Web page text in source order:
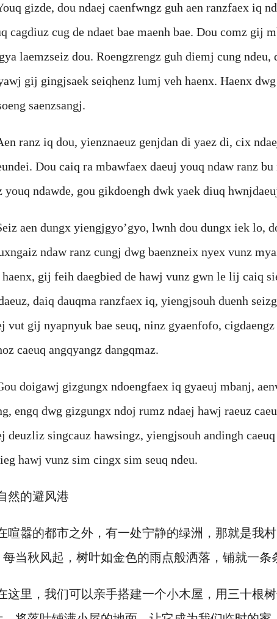
gizde, dou ndaej caenfwngz guh aen ranzfaex iq
cagdiuz cug de ndaet bae maenh bae. Dou comz gij
laemzseiz dou. Roengzrengz guh diemj cung
gij gingjsaek seiqhenz lumj veh haenx. Haenx
saenzsangj.
ranz iq dou, yienznaeuz genjdan di yaez di, cix
Dou caiq ra mbawfaex daeuj youq ndaw ranz
youq ndawde, gou gikdoengh dwk yaek diuq
aen dungx yiengjgyo’gyo, lwnh dou dungx iek lo,
ndaw ranz cungj dwg baenzneix nyex vunz
haenx, gij feih daegbied de hawj vunz gwn le lij caiq
daiq dauqma ranzfaex iq, yiengjsouh duenh
vut gij nyapnyuk bae seuq, ninz gyaenfofo,
caeuq angqyangz dangqmaz.
doigawj gizgungx ndoengfaex iq gyaeuj mbanj,
engq dwg gizgungx ndoj rumz ndaej hawj raeuz
deuzliz singcauz hawsingz, yiengjsouh andingh
hawj vunz sim cingx sim seuq ndeu.
然的避风港
喧嚣的都市之外，有一处宁静的绿洲，那就是我
每当秋风起，树叶如金色的雨点般洒落，铺就一条
这里，我们可以亲手搭建一个小木屋，用三十根